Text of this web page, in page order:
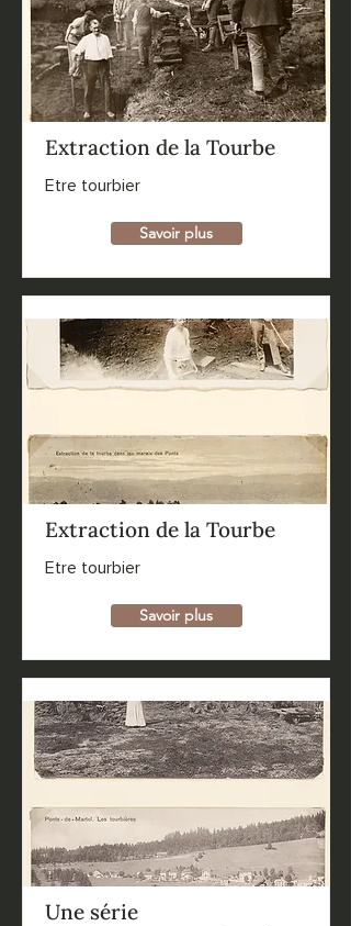
Extraction de la Tourbe
Etre tourbier
Savoir plus
Extraction de la Tourbe
Etre tourbier
Savoir plus
Une série